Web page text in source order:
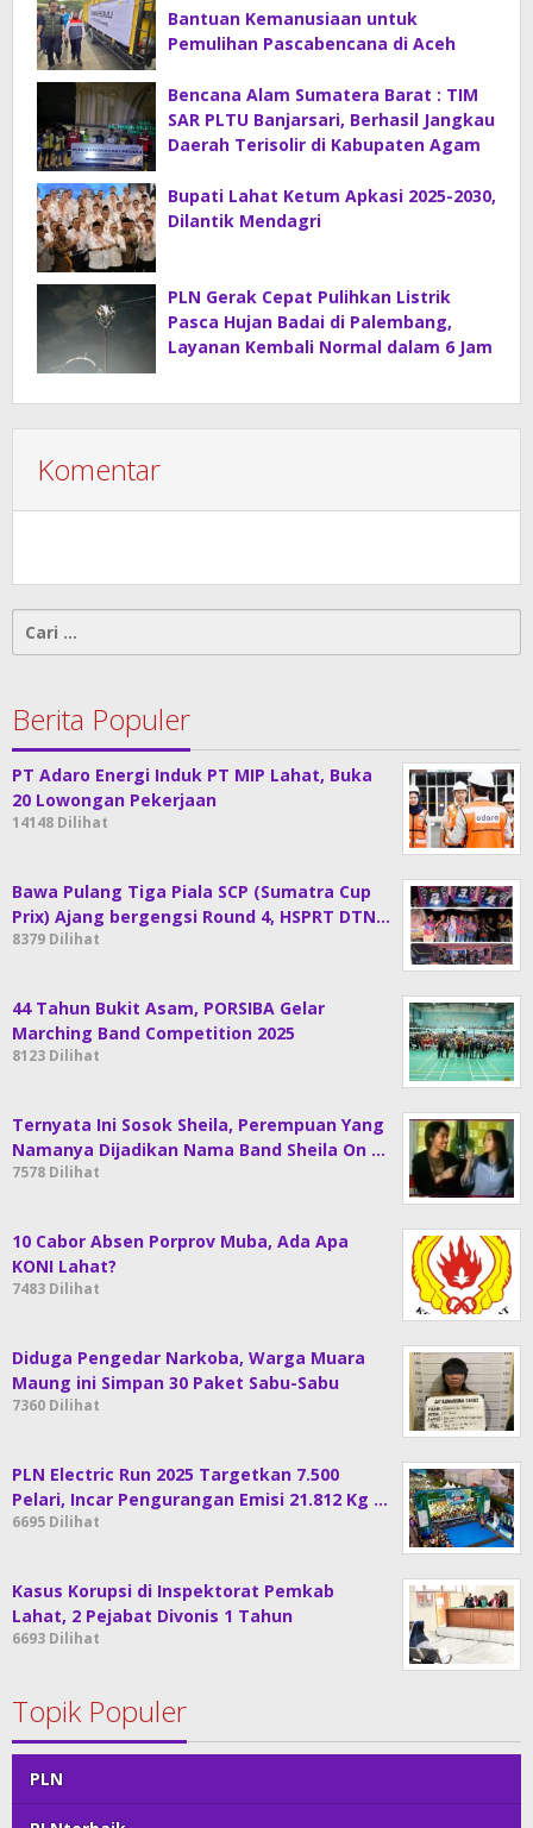
Bantuan Kemanusiaan untuk
Pemulihan Pascabencana di Aceh
Bencana Alam Sumatera Barat : TIM
SAR PLTU Banjarsari, Berhasil Jangkau
Daerah Terisolir di Kabupaten Agam
Bupati Lahat Ketum Apkasi 2025-2030,
Dilantik Mendagri
PLN Gerak Cepat Pulihkan Listrik
Pasca Hujan Badai di Palembang,
Layanan Kembali Normal dalam 6 Jam
Komentar
Cari
untuk:
Berita Populer
PT Adaro Energi Induk PT MIP Lahat, Buka
20 Lowongan Pekerjaan
14148 Dilihat
Bawa Pulang Tiga Piala SCP (Sumatra Cup
Prix) Ajang bergengsi Round 4, HSPRT DTN…
8379 Dilihat
44 Tahun Bukit Asam, PORSIBA Gelar
Marching Band Competition 2025
8123 Dilihat
Ternyata Ini Sosok Sheila, Perempuan Yang
Namanya Dijadikan Nama Band Sheila On …
7578 Dilihat
10 Cabor Absen Porprov Muba, Ada Apa
KONI Lahat?
7483 Dilihat
Diduga Pengedar Narkoba, Warga Muara
Maung ini Simpan 30 Paket Sabu-Sabu
7360 Dilihat
PLN Electric Run 2025 Targetkan 7.500
Pelari, Incar Pengurangan Emisi 21.812 Kg …
6695 Dilihat
Kasus Korupsi di Inspektorat Pemkab
Lahat, 2 Pejabat Divonis 1 Tahun
6693 Dilihat
Topik Populer
PLN